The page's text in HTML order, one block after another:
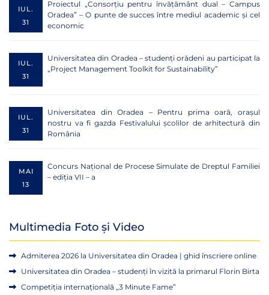
IUL.
31
Proiectul „Consorțiu pentru învățământ dual – Campus
Oradea” – O punte de succes între mediul academic și cel
economic
IUL.
31
Universitatea din Oradea – studenți orădeni au participat la
„Project Management Toolkit for Sustainability”
IUL.
31
Universitatea din Oradea – Pentru prima oară, orașul
nostru va fi gazda Festivalului școlilor de arhitectură din
România
MAI
13
Concurs Național de Procese Simulate de Dreptul Familiei
– ediția VII – a
Multimedia Foto și Video
Admiterea 2026 la Universitatea din Oradea | ghid înscriere online
Universitatea din Oradea – studenți în vizită la primarul Florin Birta
Competiția internațională „3 Minute Fame”